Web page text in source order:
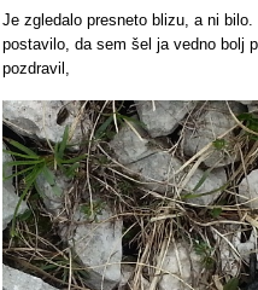
Je zgledalo presneto blizu, a ni
postavilo, da sem šel ja vedno bolj
pozdravil,